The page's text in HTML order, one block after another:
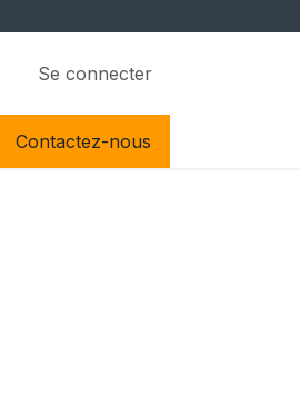
Se connecter
Contactez-nous